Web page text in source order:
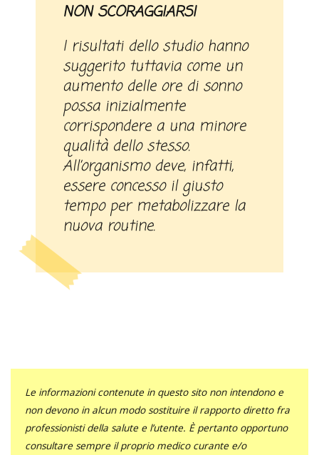
NON SCORAGGIARSI
I risultati dello studio hanno
suggerito tuttavia come un
aumento delle ore di sonno
possa inizialmente
corrispondere a una minore
qualità dello stesso.
All’organismo deve, infatti,
essere concesso il giusto
tempo per metabolizzare la
nuova routine.
Le informazioni contenute in questo sito non intendono e
non devono in alcun modo sostituire il rapporto diretto fra
professionisti della salute e l’utente. È pertanto opportuno
consultare sempre il proprio medico curante e/o